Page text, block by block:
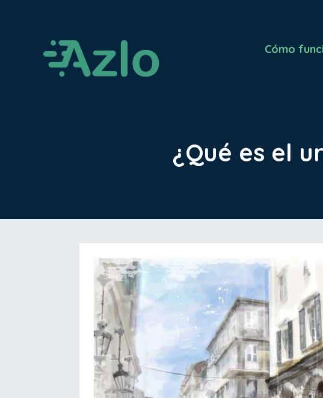
Cómo
¿Qué es el